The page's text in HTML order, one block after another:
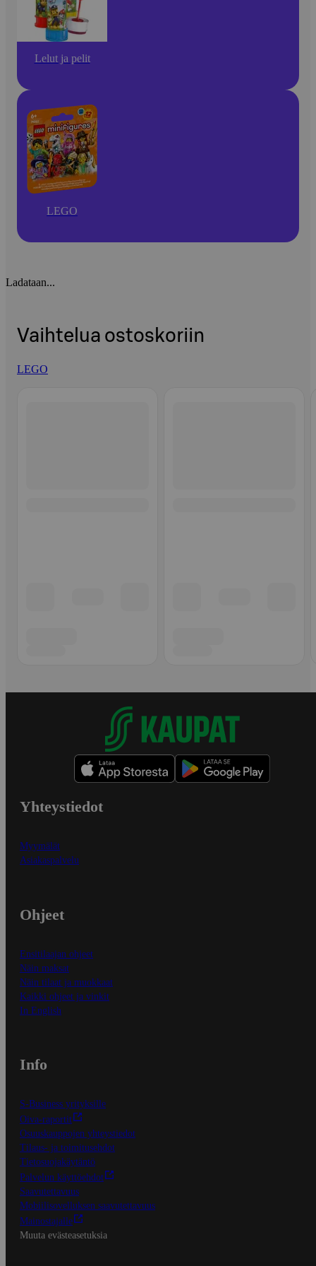
Lelut ja pelit
LEGO
Ladataan...
Vaihtelua ostoskoriin
LEGO
Yhteystiedot
Myymälät
Asiakaspalvelu
Ohjeet
Ensitilaajan ohjeet
Näin maksat
Näin tilaat ja muokkaat
Kaikki ohjeet ja vinkit
In English
Info
S-Business yrityksille
Oiva-raportit
Osuuskauppojen yhteystiedot
Tilaus- ja toimitusehdot
Tietosuojakäytäntö
Palvelun käyttöehdot
Saavutettavuus
Mobiilisovelluksen saavutettavuus
Mainostajalle
Muuta evästeasetuksia